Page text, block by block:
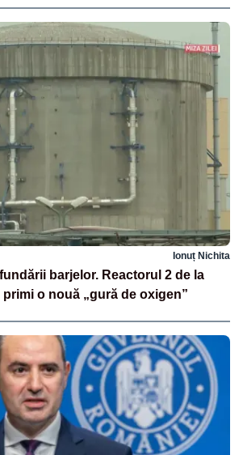
Ionuț Nichita
barjelor. Reactorul 2 de la
o nouă „gură de oxigen”